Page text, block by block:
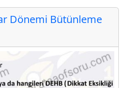
Dönemi Bütünleme